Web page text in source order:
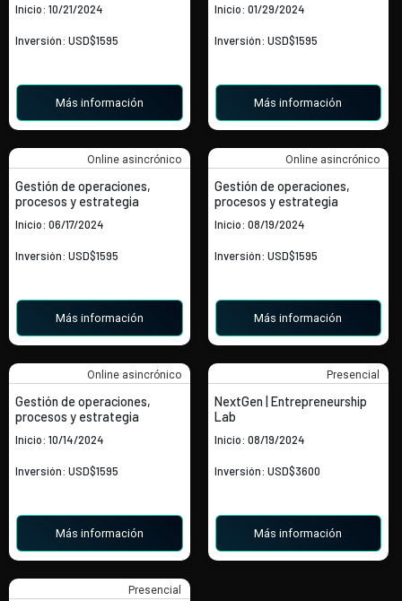
Inicio: 10/21/2024
Inversión: USD$1595
Más información
Inicio: 01/29/2024
Inversión: USD$1595
Más información
Gestión de operaciones,
procesos y estrategia
Inicio: 06/17/2024
Inversión: USD$1595
Online asincrónico
Más información
Gestión de operaciones,
procesos y estrategia
Inicio: 08/19/2024
Inversión: USD$1595
Online asincrónico
Más información
Gestión de operaciones,
procesos y estrategia
Inicio: 10/14/2024
Inversión: USD$1595
Online asincrónico
Más información
NextGen | Entrepreneurship
Lab
Inicio: 08/19/2024
Inversión: USD$3600
Presencial
Más información
Presencial